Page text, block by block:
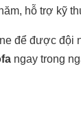
hỗ trợ kỹ
để được đội
ngay trong